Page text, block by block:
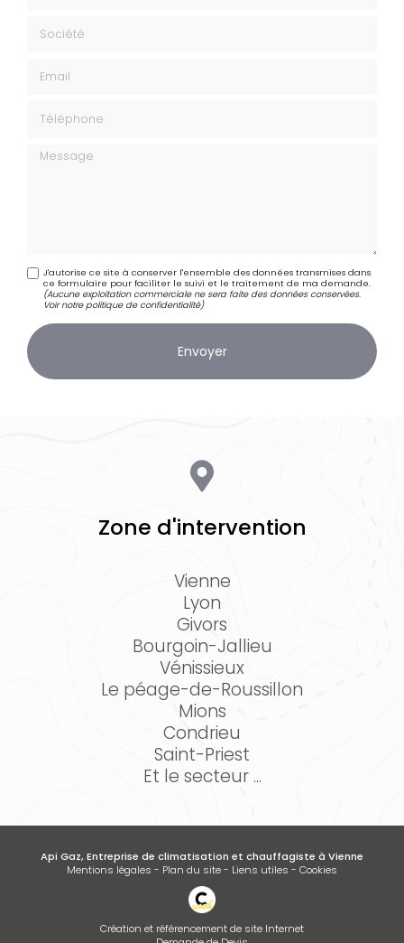
Message
J'autorise ce site à conserver l'ensemble des données transmises dans
ce formulaire pour faciliter le suivi et le traitement de ma demande.
(Aucune exploitation commerciale ne sera faite des données conservées.
Voir notre politique de confidentialité)
Zone d'intervention
Vienne
Lyon
Givors
Bourgoin-Jallieu
Vénissieux
Le péage-de-Roussillon
Mions
Condrieu
Saint-Priest
Et le secteur ...
Api Gaz, Entreprise de climatisation et chauffagiste à Vienne
Mentions légales - Plan du site- Liens utiles - Cookies
Création et référencement de site Internet